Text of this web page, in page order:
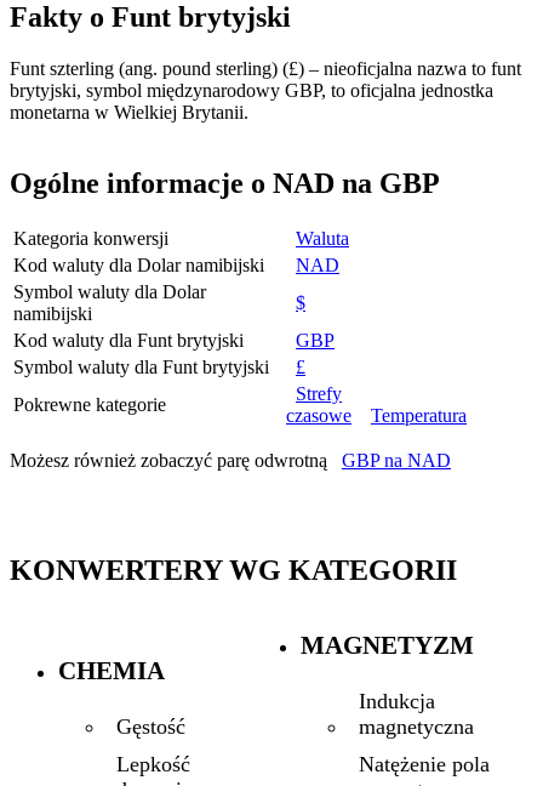
Fakty o Funt brytyjski
Funt szterling (ang. pound sterling) (£) – nieoficjalna nazwa to funt
brytyjski, symbol międzynarodowy GBP, to oficjalna jednostka
monetarna w Wielkiej Brytanii.
Ogólne informacje o NAD na GBP
Kategoria konwersji
Waluta
Kod waluty dla Dolar namibijski
NAD
Symbol waluty dla Dolar
namibijski
$
Kod waluty dla Funt brytyjski
GBP
Symbol waluty dla Funt brytyjski
£
Pokrewne kategorie
Strefy
czasowe
Temperatura
Możesz również zobaczyć parę odwrotną GBP na NAD
KONWERTERY WG KATEGORII
CHEMIA
Gęstość
Lepkość
MAGNETYZM
Indukcja
magnetyczna
Natężenie pola